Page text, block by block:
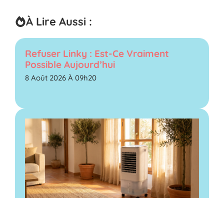
À Lire Aussi :
Refuser Linky : Est-Ce Vraiment
Possible Aujourd’hui
8 Août 2026 À 09h20